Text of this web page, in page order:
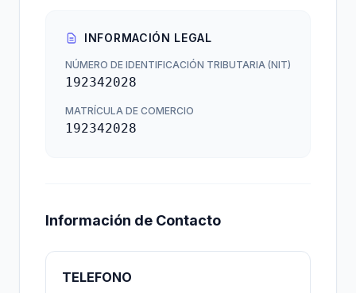
INFORMACIÓN LEGAL
NÚMERO DE IDENTIFICACIÓN TRIBUTARIA (NIT)
192342028
MATRÍCULA DE COMERCIO
192342028
Información de Contacto
TELEFONO